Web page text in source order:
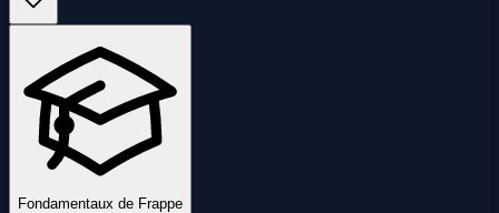
Fondamentaux de Frappe